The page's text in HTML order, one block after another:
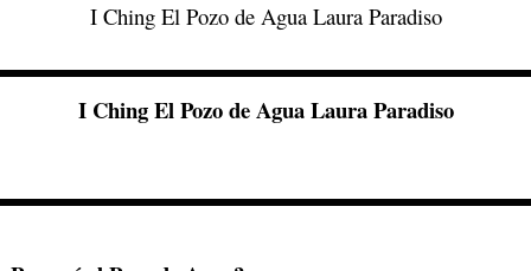
I Ching El Pozo de Agua Laura Paradiso
I Ching El Pozo de Agua Laura Paradiso